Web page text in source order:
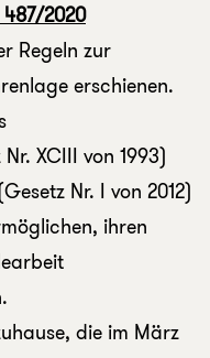
2020
Regeln zur
erschienen.
XCIII von 1993)
Nr. I von 2012)
ihren
die im März